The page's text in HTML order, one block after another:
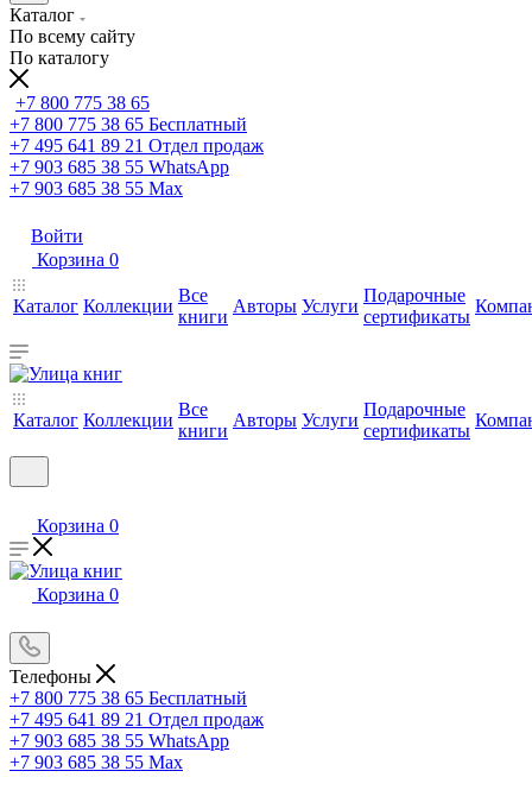
Каталог
По всему сайту
По каталогу
+7 800 775 38 65
+7 800 775 38 65 Бесплатный
+7 495 641 89 21 Отдел продаж
+7 903 685 38 55 WhatsApp
+7 903 685 38 55 Max
Войти
Корзина 0
Каталог Коллекции
Все
книги
Авторы Услуги
Подарочные
сертификаты
Каталог Коллекции
Все
книги
Авторы Услуги
Подарочные
сертификаты
Корзина 0
Корзина 0
Телефоны
+7 800 775 38 65 Бесплатный
+7 495 641 89 21 Отдел продаж
+7 903 685 38 55 WhatsApp
+7 903 685 38 55 Max